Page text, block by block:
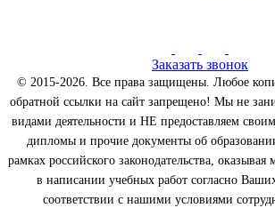
Заказать звонок
© 2015-2026. Все права защищены. Любое
обратной ссылки на сайт запрещено! Мы не
видами деятельности и НЕ предоставляем
дипломы и прочие документы об
рамках российского законодательства,
в написании учебных работ согласно
соответствии с нашими условиями